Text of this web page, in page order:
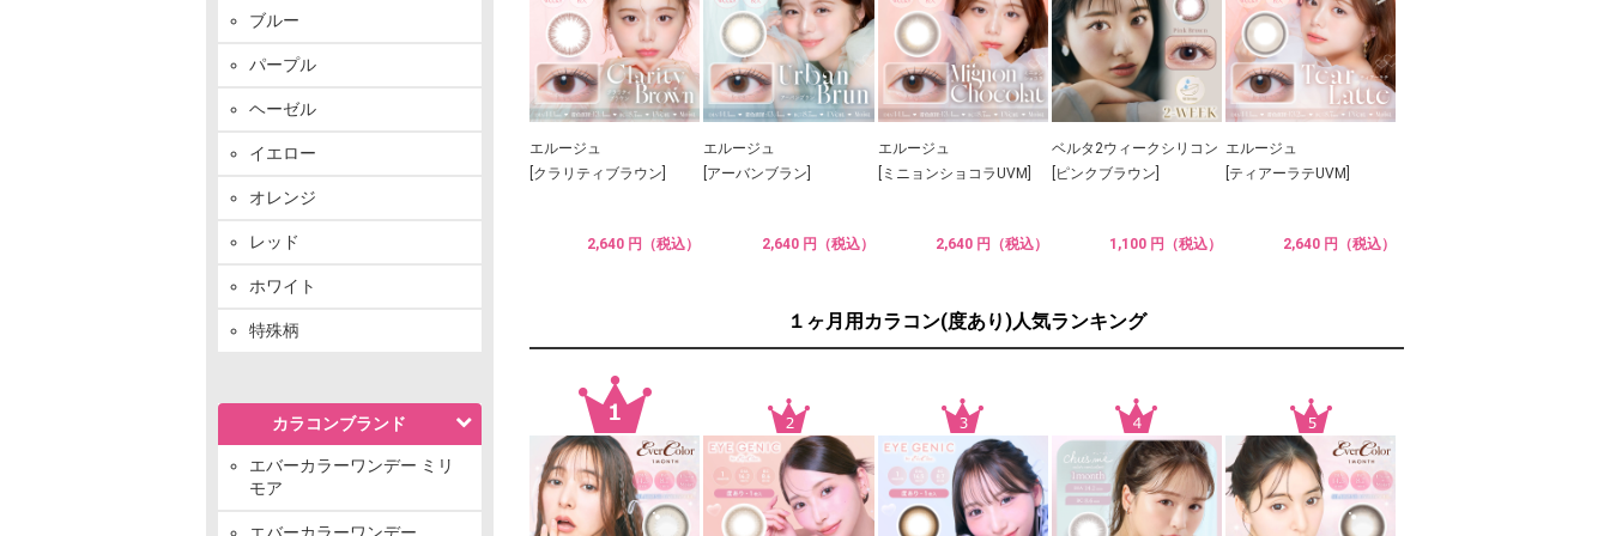
ブルー
パープル
ヘーゼル
イエロー
オレンジ
レッド
ホワイト
特殊柄
カラコンブランド
エバーカラーワンデー ミリ
モア
エバーカラーワンデー
エルージュ
[クラリティブラウン]
2,640 円（税込）
エルージュ
[アーバンブラン]
2,640 円（税込）
エルージュ
[ミニョンショコラUVM]
2,640 円（税込）
ベルタ2ウィークシリコン
[ピンクブラウン]
1,100 円（税込）
エルージュ
[ティアーラテUVM]
2,640 円（税込）
１ヶ月用カラコン(度あり)人気ランキング